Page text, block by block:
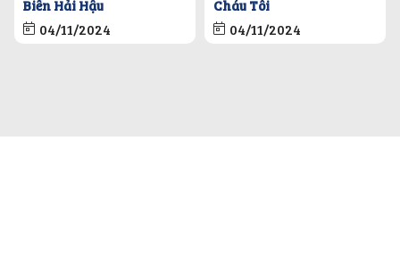
Biển Hải Hậu
04/11/2024
Cháu Tôi
04/11/2024